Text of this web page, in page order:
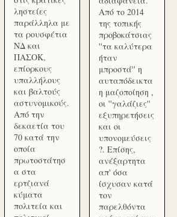
ληστείες
παράλληλα με
τα ρουσφέτια
ΝΔ και
ΠΑΣΟΚ,
επίορκους
υπαλλήλους
και βαλτούς
αστυνομικούς.
Από την
δεκαετία του
70 κατά την
οποία
πρωτοστάτησ
α στα
ερτζιανά
κύματα
πολιτεία και
Από το 2014
της τοπικής
προβοκάτσιας
''τα καλύτερα
ήταν
μπροστά'' η
αυταπόδεικτα
η μαζοποίηση ,
οι ''γαλάζιες''
εξυπηρετήσεις
και οι
υπονομεύσεις
?. Επίσης,
ανέξαρτητα
απ' όσα
ίσχυσαν κατά
τον
παρελθόντα